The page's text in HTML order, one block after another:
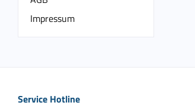
Impressum
Service Hotline